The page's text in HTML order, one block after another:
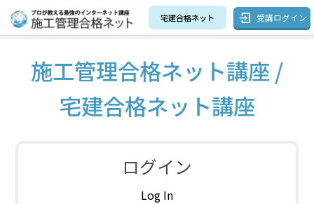
宅建合格ネット 受講ログイン
施工管理合格ネット講座 /
宅建合格ネット講座
ログイン
Log In